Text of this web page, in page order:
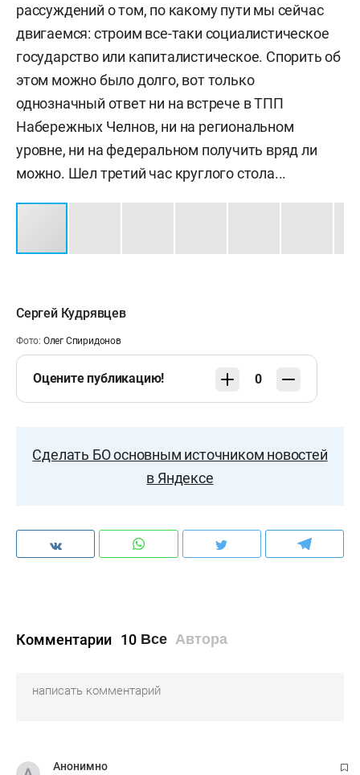
рассуждений о том, по какому пути мы сейчас
двигаемся: строим все-таки социалистическое
государство или капиталистическое. Спорить об
этом можно было долго, вот только
однозначный ответ ни на встрече в ТПП
Набережных Челнов, ни на региональном
уровне, ни на федеральном получить вряд ли
можно. Шел третий час круглого стола...
Сергей Кудрявцев
Фото: Олег Спиридонов
Оцените публикацию! 0
Сделать БО основным источником новостей
в Яндексе
Комментарии 10 Все Автора
Анонимно